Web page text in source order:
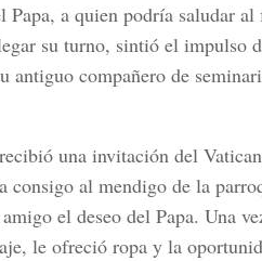
Papa, a quien podría saludar
su turno, sintió el impulso
antiguo compañero de
una invitación del
consigo al mendigo de la
el deseo del Papa. Una
le ofreció ropa y la